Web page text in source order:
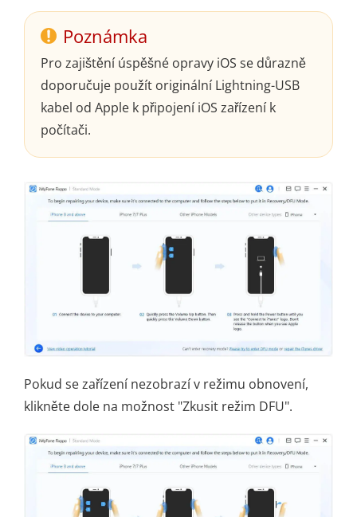
Poznámka
Pro zajištění úspěšné opravy iOS se důrazně
doporučuje použít originální Lightning-USB
kabel od Apple k připojení iOS zařízení k
počítači.
Pokud se zařízení nezobrazí v režimu obnovení,
klikněte dole na možnost "Zkusit režim DFU".